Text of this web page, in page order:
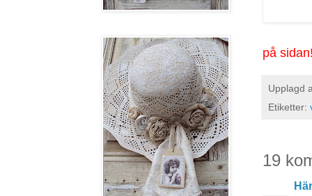
på
Upplagd
Etiketter:
19